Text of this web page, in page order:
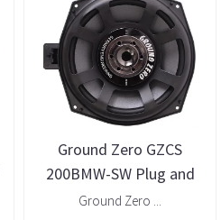
Ground Zero GZCS
200BMW-SW Plug and
Play 8” basskit til BMW
Ground Zero ...